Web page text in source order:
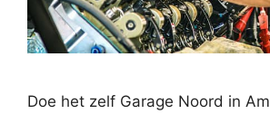
Doe het zelf Garage Noord in